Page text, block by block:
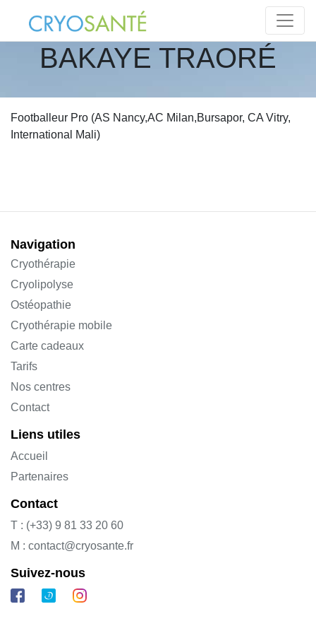
BAKAYE TRAORÉ
Footballeur Pro (AS Nancy,AC Milan,Bursapor, CA Vitry,
International Mali)
Navigation
Cryothérapie
Cryolipolyse
Ostéopathie
Cryothérapie mobile
Carte cadeaux
Tarifs
Nos centres
Contact
Liens utiles
Accueil
Partenaires
Contact
T : (+33) 9 81 33 20 60
M : contact@cryosante.fr
Suivez-nous